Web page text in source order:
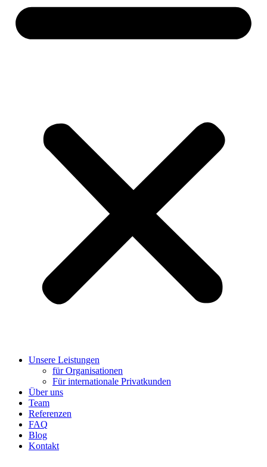
Unsere Leistungen
für Organisationen
Für internationale Privatkunden
Über uns
Team
Referenzen
FAQ
Blog
Kontakt